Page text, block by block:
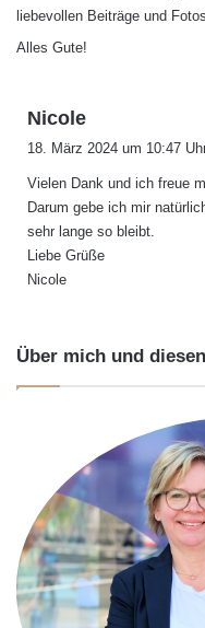
liebevollen Beiträge und
Alles Gute!
Nicole
a
t
:
18. März 2024 um 10:47
Vielen Dank und ich freue
Darum gebe ich mir
sehr lange so bleibt.
Liebe Grüße
Nicole
Über mich und